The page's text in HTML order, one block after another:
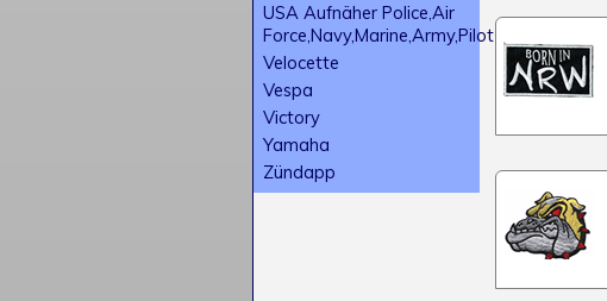
USA Aufnäher Police,Air
Force,Navy,Marine,Army,Pilot
Velocette
Vespa
Victory
Yamaha
Zündapp